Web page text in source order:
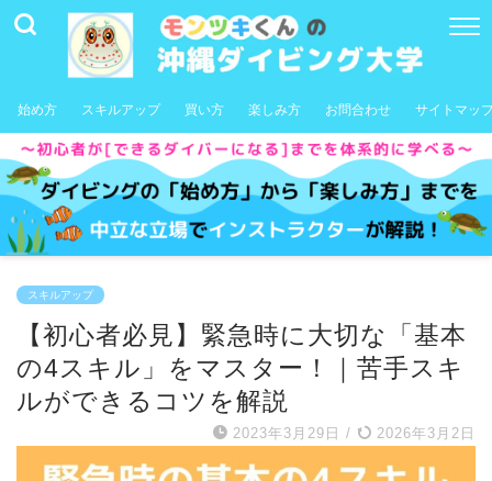
始め方 スキルアップ 買い方 楽しみ方 お問合わせ サイトマッ
スキルアップ
【初心者必見】緊急時に大切な「基本
の4スキル」をマスター！｜苦手スキ
ルができるコツを解説
2023年3月29日 / 2026年3月2日